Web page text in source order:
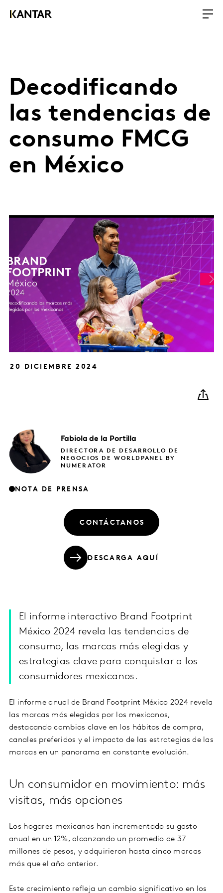
Decodificando
las tendencias de
consumo FMCG
en México
20 DICIEMBRE 2024
Fabiola de la Portilla
DIRECTORA DE DESARROLLO DE
NEGOCIOS DE WORLDPANEL BY
NUMERATOR
NOTA DE PRENSA
CONTÁCTANOS
DESCARGA AQUÍ
El informe interactivo Brand Footprint
México 2024 revela las tendencias de
consumo, las marcas más elegidas y
estrategias clave para conquistar a los
consumidores mexicanos.
El informe anual de Brand Footprint México 2024 revela
las marcas más elegidas por los mexicanos,
destacando cambios clave en los hábitos de compra,
canales preferidos y el impacto de las estrategias de las
marcas en un panorama en constante evolución.
Un consumidor en movimiento: más
visitas, más opciones
Los hogares mexicanos han incrementado su gasto
anual en un 12%, alcanzando un promedio de 37
millones de pesos, y adquirieron hasta cinco marcas
más que el año anterior.
Este crecimiento refleja un cambio significativo en los